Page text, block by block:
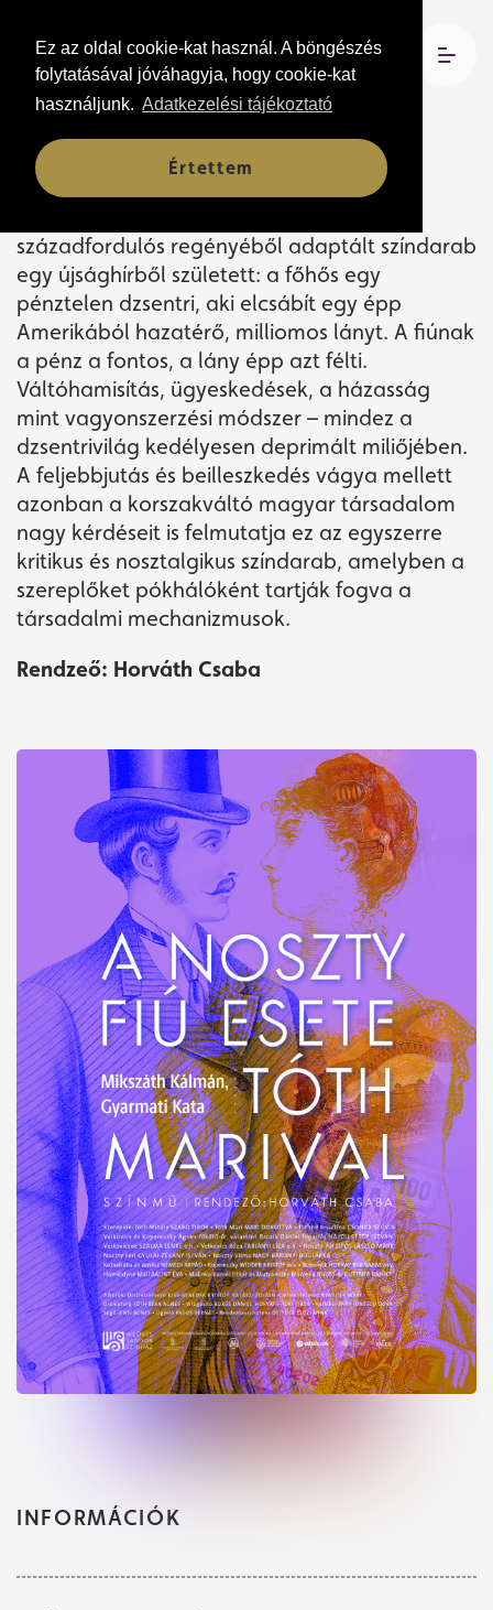
Ez az oldal cookie-kat használ. A böngészés
folytatásával jóváhagyja, hogy cookie-kat
használjunk. Adatkezelési tájékoztató
Értettem
2026. június 17. 16:00
Csokonai Teátrum
Keserédes szerelmi történet és pontos
századfordulós regényéből adaptált színdarab
egy újsághírből született: a főhős egy
pénztelen dzsentri, aki elcsábít egy épp
Amerikából hazatérő, milliomos lányt. A fiúnak
a pénz a fontos, a lány épp azt félti.
Váltóhamisítás, ügyeskedések, a házasság
mint vagyonszerzési módszer – mindez a
dzsentrivilág kedélyesen deprimált miliőjében.
A feljebbjutás és beilleszkedés vágya mellett
azonban a korszakváltó magyar társadalom
nagy kérdéseit is felmutatja ez az egyszerre
kritikus és nosztalgikus színdarab, amelyben a
szereplőket pókhálóként tartják fogva a
társadalmi mechanizmusok.
Rendzeő: Horváth Csaba
INFORMÁCIÓK